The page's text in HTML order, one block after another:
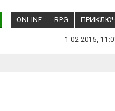
ONLINE RPG
1-02-2015,